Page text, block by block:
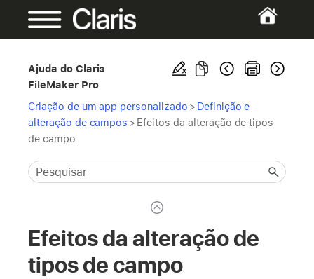
Ajuda do Claris
FileMaker Pro
Criação de um app personalizado > Definição e
alteração de campos > Efeitos da alteração de tipos
de campo
Efeitos da alteração de
tipos de campo